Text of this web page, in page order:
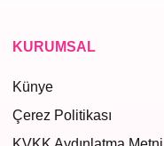
KURUMSAL
Künye
Çerez Politikası